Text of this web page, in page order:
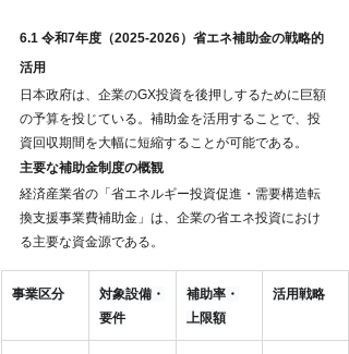
6.1 令和7年度（2025-2026）省エネ補助金の戦略的
活用
日本政府は、企業のGX投資を後押しするために巨額
の予算を投じている。補助金を活用することで、投
資回収期間を大幅に短縮することが可能である。
主要な補助金制度の概観
経済産業省の「省エネルギー投資促進・需要構造転
換支援事業費補助金」は、企業の省エネ投資におけ
る主要な資金源である。
事業区分
対象設備・
要件
補助率・
上限額
活用戦略